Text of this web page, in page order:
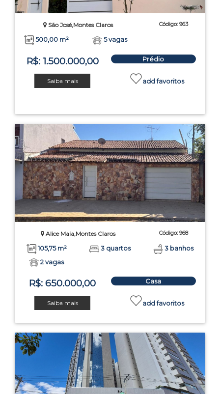
São José,Montes Claros Código: 963
500,00 m² 5 vagas
R$: 1.500.000,00 Prédio
Saiba mais add favoritos
Alice Maia,Montes Claros Código: 968
105,75 m² 3 quartos
3 banhos
2 vagas
R$: 650.000,00 Casa
Saiba mais add favoritos